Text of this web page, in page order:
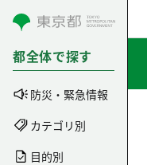
コンテンツにスキップ
都全体で探す
防災・緊急情報
カテゴリ別
目的別